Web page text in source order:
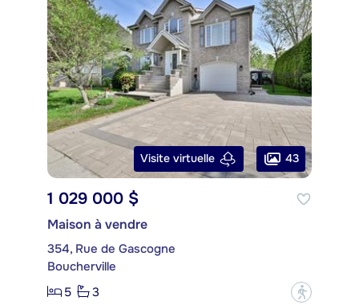
Visite virtuelle 43
1 029 000 $
Maison à vendre
354, Rue de Gascogne
Boucherville
5
3 ?